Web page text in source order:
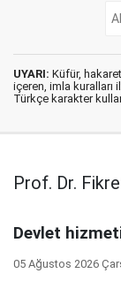
UYARI: Küfür,
içeren, imla kuralları
Türkçe karakter
Prof. Dr.
Devlet
05 Ağustos 2026